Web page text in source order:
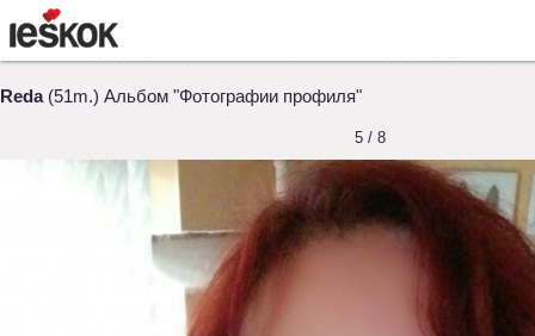
Reda(51m.) Альбом "Фотографии профиля"
5 / 8